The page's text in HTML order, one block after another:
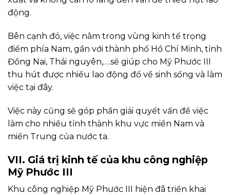
động.
Bên cạnh đó, việc nằm trong vùng kinh tế trọng
điểm phía Nam, gần với thành phố Hồ Chí Minh, tỉnh
Đồng Nai, Thái nguyên,….sẽ giúp cho Mỹ Phước III
thu hút được nhiều lao động đổ về sinh sống và làm
việc tại đây.
Việc này cũng sẽ góp phần giải quyết vấn đề việc
làm cho nhiều tỉnh thành khu vực miền Nam và
miền Trung của nước ta.
VII. Giá trị kinh tế của khu công nghiệp
Mỹ Phước III
Khu công nghiệp Mỹ Phước III hiện đã triển khai